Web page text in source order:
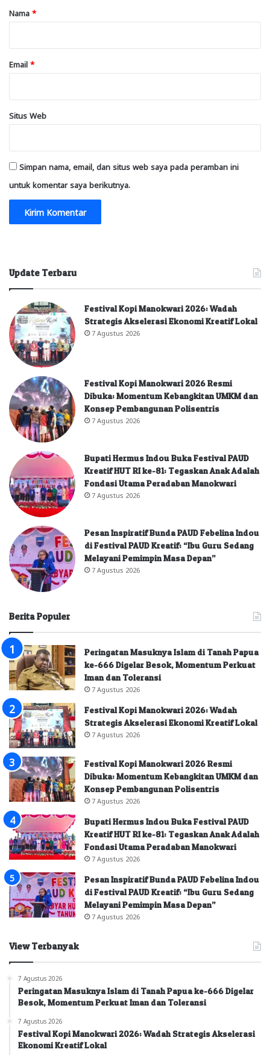
rNama *
Email *
Situs Web
Simpan nama, email, dan situs web saya pada peramban ini
untuk komentar saya berikutnya.
Update Terbaru
Festival Kopi Manokwari 2026: Wadah
Strategis Akselerasi Ekonomi Kreatif Lokal
7 Agustus 2026
Festival Kopi Manokwari 2026 Resmi
Dibuka: Momentum Kebangkitan UMKM dan
Konsep Pembangunan Polisentris
7 Agustus 2026
Bupati Hermus Indou Buka Festival PAUD
Kreatif HUT RI ke-81: Tegaskan Anak Adalah
Fondasi Utama Peradaban Manokwari
7 Agustus 2026
Pesan Inspiratif Bunda PAUD Febelina Indou
di Festival PAUD Kreatif: “Ibu Guru Sedang
Melayani Pemimpin Masa Depan”
7 Agustus 2026
Berita Populer
Peringatan Masuknya Islam di Tanah Papua
ke-666 Digelar Besok, Momentum Perkuat
Iman dan Toleransi
7 Agustus 2026
Festival Kopi Manokwari 2026: Wadah
Strategis Akselerasi Ekonomi Kreatif Lokal
7 Agustus 2026
Festival Kopi Manokwari 2026 Resmi
Dibuka: Momentum Kebangkitan UMKM dan
Konsep Pembangunan Polisentris
7 Agustus 2026
Bupati Hermus Indou Buka Festival PAUD
Kreatif HUT RI ke-81: Tegaskan Anak Adalah
Fondasi Utama Peradaban Manokwari
7 Agustus 2026
Pesan Inspiratif Bunda PAUD Febelina Indou
di Festival PAUD Kreatif: “Ibu Guru Sedang
Melayani Pemimpin Masa Depan”
7 Agustus 2026
View Terbanyak
7 Agustus 2026
Peringatan Masuknya Islam di Tanah Papua ke-666 Digelar
Besok, Momentum Perkuat Iman dan Toleransi
7 Agustus 2026
Festival Kopi Manokwari 2026: Wadah Strategis Akselerasi
Ekonomi Kreatif Lokal